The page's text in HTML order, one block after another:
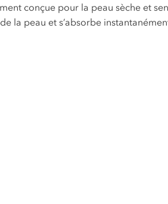
conçue pour la peau sèche et
la peau et s’absorbe